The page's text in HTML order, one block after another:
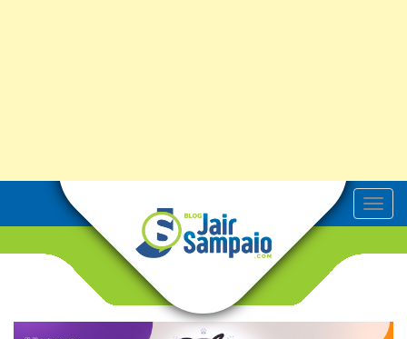
T
o
v